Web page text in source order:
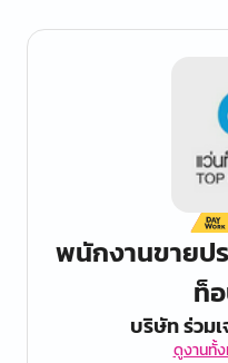
พนักงานขายป
ท็
บริษัท ร่วม
ดูงานทั้